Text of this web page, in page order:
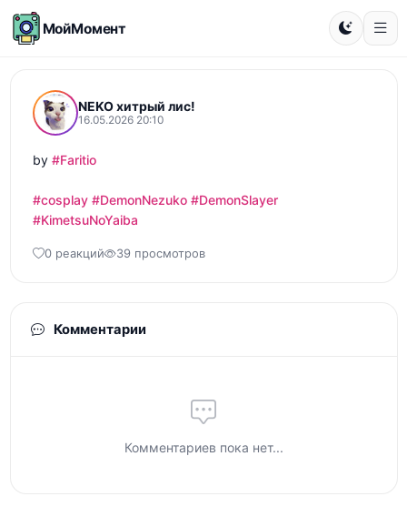
МойМомент
NEKO хитрый лис!
16.05.2026 20:10
by #Faritio
#cosplay #DemonNezuko #DemonSlayer
#KimetsuNoYaiba
0 реакций 39 просмотров
Комментарии
Комментариев пока нет...